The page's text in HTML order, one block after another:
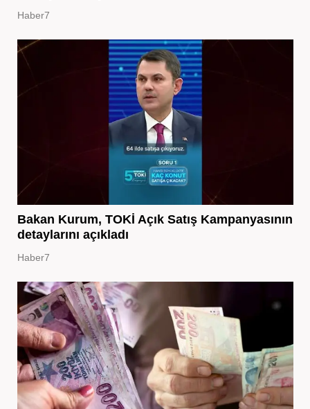
Haber7
Bakan Kurum, TOKİ Açık Satış Kampanyasının
detaylarını açıkladı
Haber7